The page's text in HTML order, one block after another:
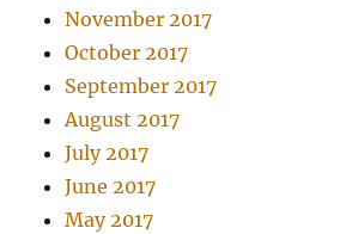
November 2017
October 2017
September 2017
August 2017
July 2017
June 2017
May 2017